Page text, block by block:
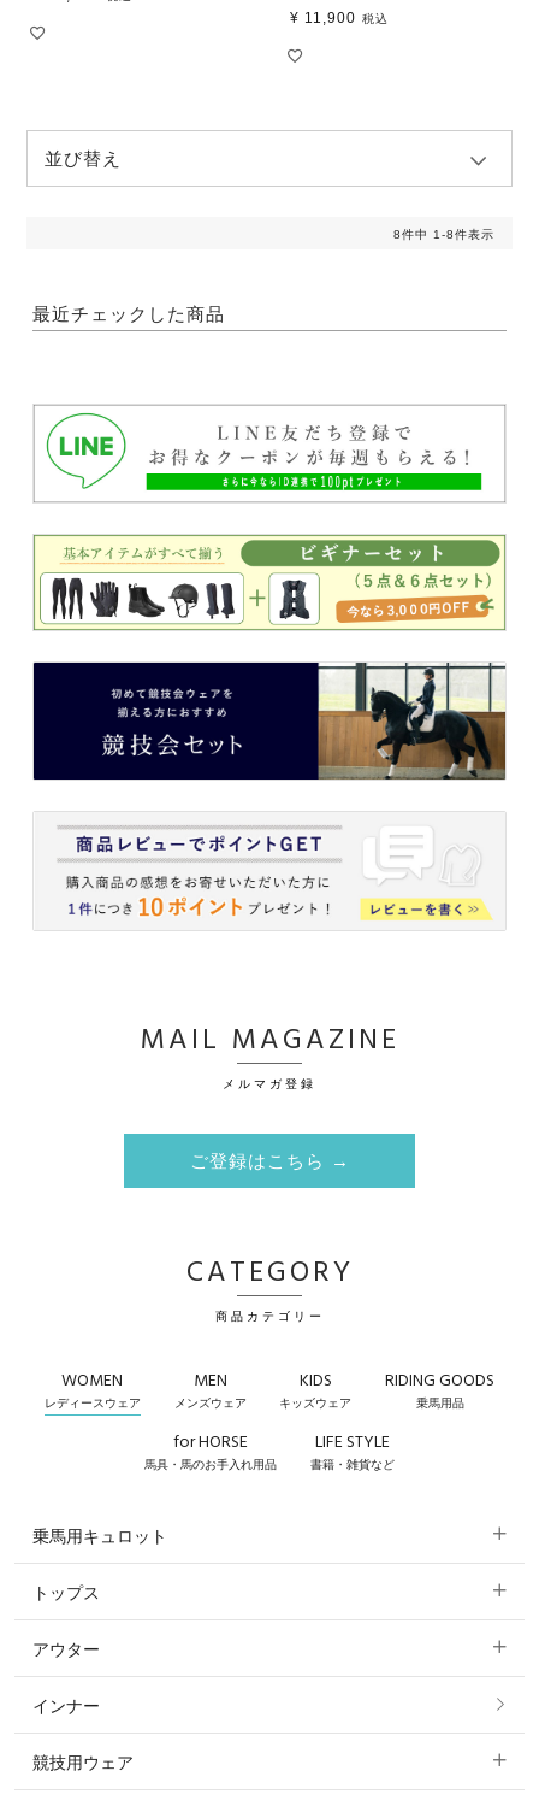
¥ 11,900 税込
並び替え
8件中 1 -8件表示
最近チェックした商品
MAIL MAGAZINE
メルマガ登録
ご登録はこちら →
CATEGORY
商品カテゴリー
WOMEN
レディースウェア
MEN
メンズウェア
KIDS
キッズウェア
RIDING GOODS
乗馬用品
for HORSE
馬具・馬のお手入れ用品
LIFE STYLE
書籍・雑貨など
乗馬用キュロット
すべてのキュロット
フルグリップ・尻革 キュロット
ニーグリップ・膝革 キュロット
トップス
すべてのトップス
ポロシャツ
カットソー・Tシャツ・タンクトップ
アウター
すべてのアウター
コート
インナー
競技用ウェア